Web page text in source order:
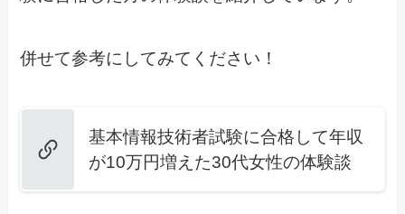
併せて参考にしてみてください！
基本情報技術者試験に合格して年収
が10万円増えた30代女性の体験談